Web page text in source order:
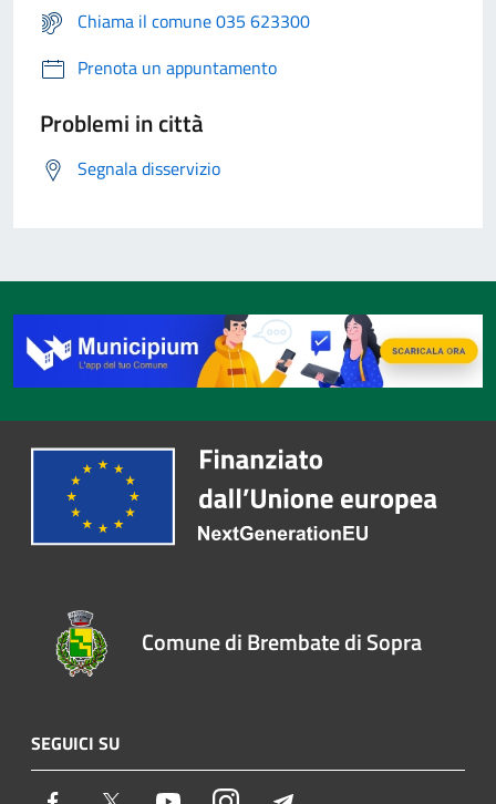
Chiama il comune 035 623300
Prenota un appuntamento
Problemi in città
Segnala disservizio
Comune di Brembate di Sopra
SEGUICI SU